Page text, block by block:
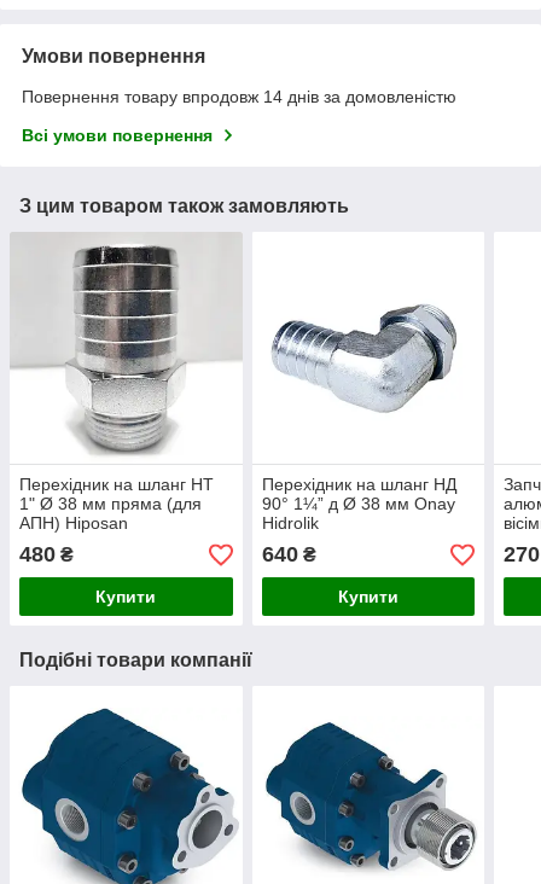
Умови повернення
Повернення товару впродовж 14 днів за домовленістю
Всі умови повернення
З цим товаром також замовляють
Перехідник на шланг НТ
1" Ø 38 мм пряма (для
АПН) Hiposan
480 ₴
Купити
Перехідник на шланг НД
90° 1¼” д Ø 38 мм Onay
Hidrolik
640₴
Купити
270
Подібні товари компанії